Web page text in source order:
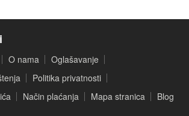
O nama
Oglašavanje
Politika privatnosti
Način plaćanja Mapa stranica Blog